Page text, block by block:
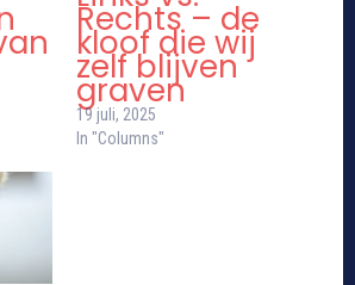
Rechts – de
kloof die wij
zelf blijven
graven
19 juli, 2025
In "Columns"